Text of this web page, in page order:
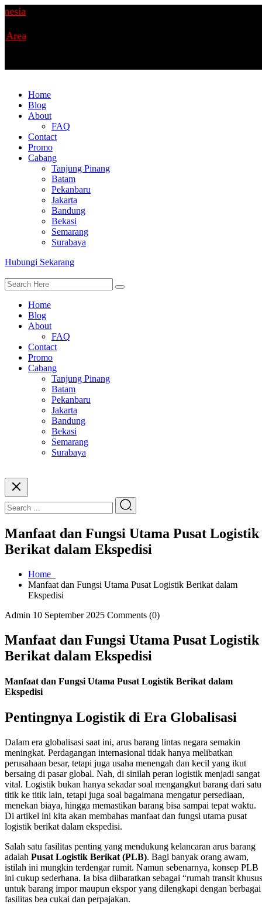
Home
Blog
About
FAQ
Contact
Promo
Cabang
Tanjung Pinang
Batam
Pekanbaru
Jakarta
Bandung
Bekasi
Semarang
Surabaya
Hubungi Sekarang
Home
Blog
About
FAQ
Contact
Promo
Cabang
Tanjung Pinang
Batam
Pekanbaru
Jakarta
Bandung
Bekasi
Semarang
Surabaya
Manfaat dan Fungsi Utama Pusat Logistik
Berikat dalam Ekspedisi
Home
Manfaat dan Fungsi Utama Pusat Logistik Berikat dalam
Ekspedisi
Admin 10 September 2025 Comments (0)
Manfaat dan Fungsi Utama Pusat Logistik
Berikat dalam Ekspedisi
Manfaat dan Fungsi Utama Pusat Logistik Berikat dalam
Ekspedisi
Pentingnya Logistik di Era Globalisasi
Dalam era globalisasi saat ini, arus barang lintas negara semakin
meningkat. Perdagangan internasional tidak hanya melibatkan
perusahaan besar, tetapi juga usaha menengah dan kecil yang ikut
bersaing di pasar global. Nah, di sinilah peran logistik menjadi sangat
vital. Logistik bukan hanya sekadar soal mengangkut barang dari satu
titik ke titik lain, tetapi juga soal bagaimana mengatur persediaan,
menekan biaya, hingga memastikan barang bisa sampai tepat waktu.
Di artikel ini kita akan membahas manfaat dan fungsi utama pusat
logistik berikat dalam ekspedisi.
Salah satu fasilitas penting yang mendukung kelancaran arus barang
adalah Pusat Logistik Berikat (PLB). Bagi banyak orang awam,
istilah ini mungkin terdengar rumit. Namun sebenarnya, konsep PLB
ini cukup sederhana. Ia bisa diibaratkan sebagai “rumah transit
untuk barang impor maupun ekspor yang dilengkapi dengan berbagai
fasilitas bea cukai dan perpajakan.